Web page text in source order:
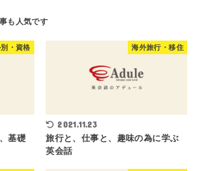
・資格
基礎
海外旅行・移住
2021.11.23
旅行と、仕事と、趣味の為に学ぶ
英会話